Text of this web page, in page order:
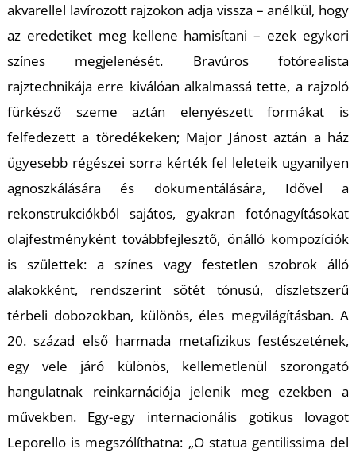
akvarellel lavírozott rajzokon adja vissza – anélkül, hogy
az eredetiket meg kellene hamisítani – ezek egykori
színes megjelenését. Bravúros fotórealista
rajztechnikája erre kiválóan alkalmassá tette, a rajzoló
fürkésző szeme aztán elenyészett formákat is
felfedezett a töredékeken; Major Jánost aztán a ház
ügyesebb régészei sorra kérték fel leleteik ugyanilyen
agnoszkálására és dokumentálására, Idővel a
rekonstrukciókból sajátos, gyakran fotónagyításokat
olajfestményként továbbfejlesztő, önálló kompozíciók
is születtek: a színes vagy festetlen szobrok álló
alakokként, rendszerint sötét tónusú, díszletszerű
térbeli dobozokban, különös, éles megvilágításban. A
20. század első harmada metafizikus festészetének,
egy vele járó különös, kellemetlenül szorongató
hangulatnak reinkarnációja jelenik meg ezekben a
művekben. Egy-egy internacionális gotikus lovagot
Leporello is megszólíthatna: „O statua gentilissima del